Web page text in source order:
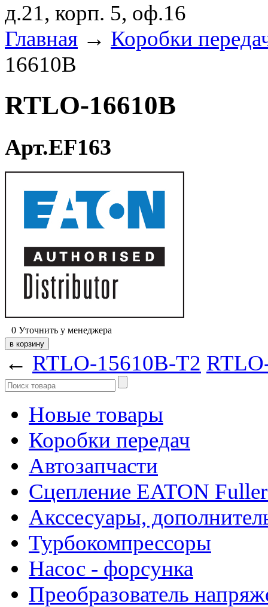
д.21, корп. 5, оф.16
Главная → Коробки
16610B
RTLO-16610B
Арт.EF163
0 Уточнить у менеджера
← RTLO-15610B-T2
Новые товары
Коробки передач
Автозапчасти
Сцепление EATON
Акссесуары,
Турбокомпрессоры
Насос - форсунка
Преобразователь